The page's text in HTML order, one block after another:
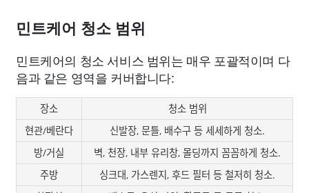
민트케어 청소 범위
민트케어의 청소 서비스 범위는 매우 포괄적이며 다
음과 같은 영역을 커버합니다:
장소
청소 범위
현관/베란다
신발장, 문틀, 배수구 등 세세하게 청소.
방/거실
벽, 천장, 내부 유리창, 몰딩까지 꼼꼼하게 청소.
주방
싱크대, 가스렌지, 후드 필터 등 철저히 청소.